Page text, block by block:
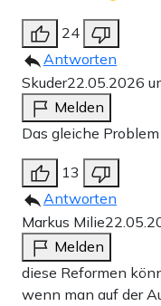
24
Antworten
Skuder22.05.2026
Melden
Das gleiche
13
Antworten
Markus Milie
Melden
diese Reformen
wenn man auf der